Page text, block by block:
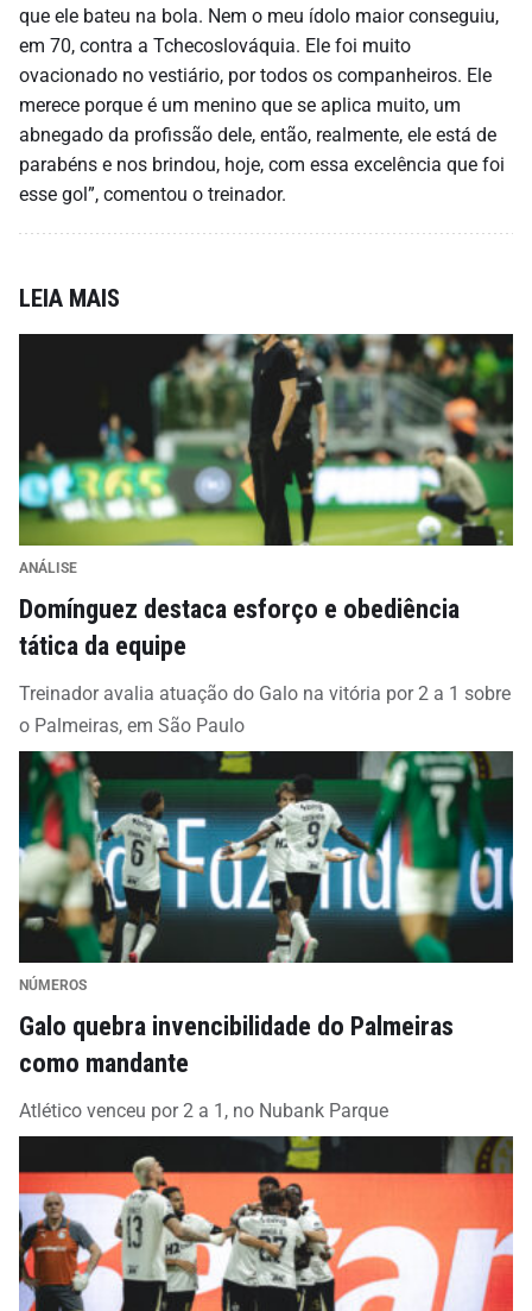
que ele bateu na bola. Nem o meu ídolo maior conseguiu,
em 70, contra a Tchecoslováquia. Ele foi muito
ovacionado no vestiário, por todos os companheiros. Ele
merece porque é um menino que se aplica muito, um
abnegado da profissão dele, então, realmente, ele está de
parabéns e nos brindou, hoje, com essa excelência que foi
esse gol”, comentou o treinador.
LEIA MAIS
ANÁLISE
Domínguez destaca esforço e obediência
tática da equipe
Treinador avalia atuação do Galo na vitória por 2 a 1 sobre
o Palmeiras, em São Paulo
NÚMEROS
Galo quebra invencibilidade do Palmeiras
como mandante
Atlético venceu por 2 a 1, no Nubank Parque